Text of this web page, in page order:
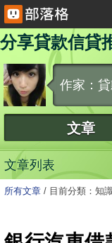
分享貸款信貸
作家：
文章
文章列表
所有文章 / 目前分類：知